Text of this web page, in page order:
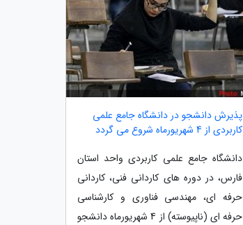
پذیرش دانشجو در دانشگاه جامع علمی
کاربردی از 4 شهریورماه شروع می گردد
دانشگاه جامع علمی کاربردی واحد استان
فارس، در دوره های کاردانی فنی، کاردانی
حرفه ای، مهندسی فناوری و کارشناسی
حرفه ای (ناپیوسته) از 4 شهریورماه دانشجو